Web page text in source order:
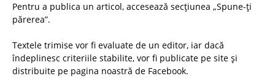
Pentru a publica un articol, accesează secțiunea „Spune-ți
părerea”.
Textele trimise vor fi evaluate de un editor, iar dacă
îndeplinesc criteriile stabilite, vor fi publicate pe site și
distribuite pe pagina noastră de Facebook.